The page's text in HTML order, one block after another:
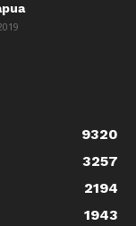
9320
3257
2194
1943